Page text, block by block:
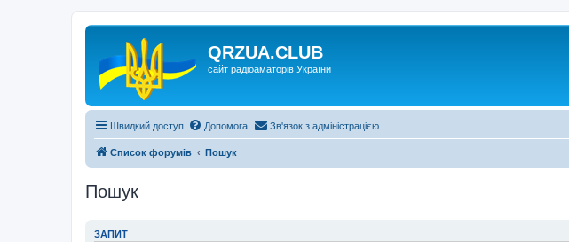
QRZUA.CLUB
сайт радіоаматорів України
Швидкий доступ Допомога Зв'язок з адміністрацією
Список форумів Пошук
Пошук
ЗАПИТ